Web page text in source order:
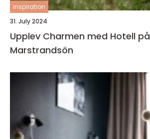
inspiration
31. July 2024
Upplev Charmen med Hotell på
Marstrandsön